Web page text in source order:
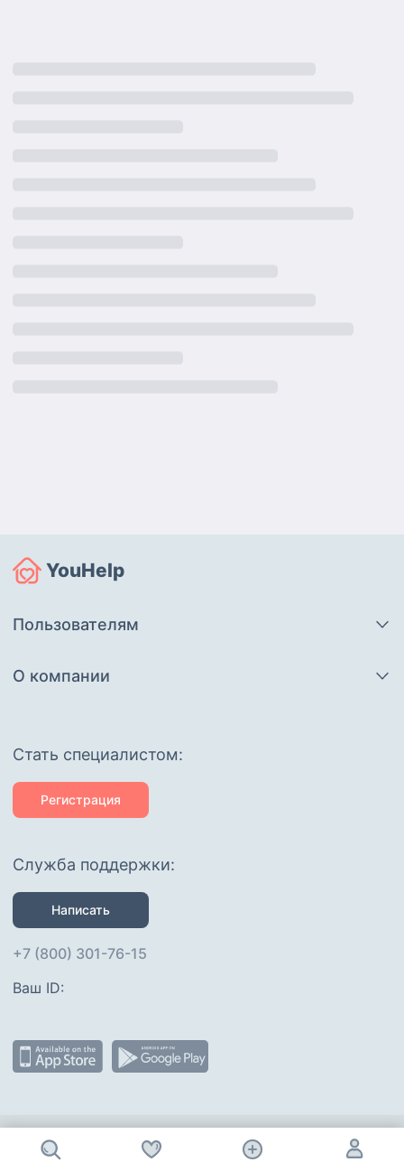
YouHelp
Пользователям
О компании
Cтать специалистом:
Регистрация
Служба поддержки:
Написать
+7 (800) 301-76-15
Ваш ID:
Присоединяйтесь :